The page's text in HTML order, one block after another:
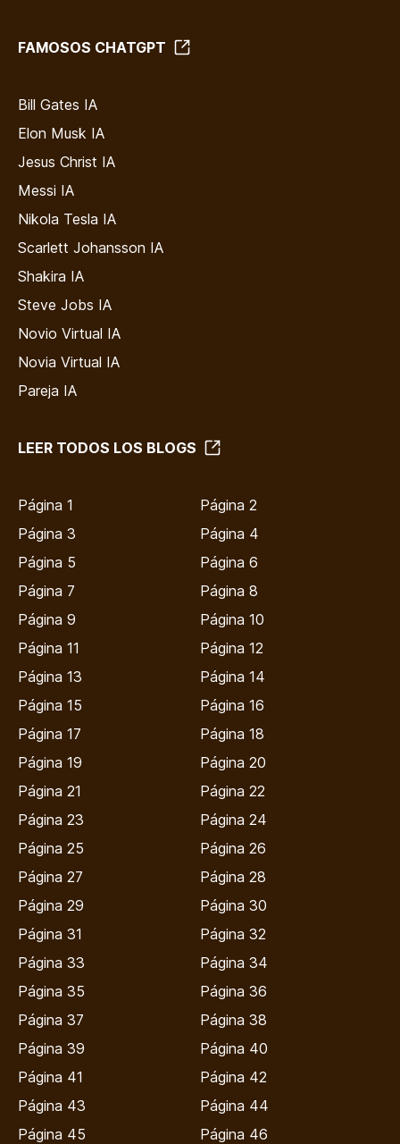
FAMOSOS CHATGPT
Bill Gates IA
Elon Musk IA
Jesus Christ IA
Messi IA
Nikola Tesla IA
Scarlett Johansson IA
Shakira IA
Steve Jobs IA
Novio Virtual IA
Novia Virtual IA
Pareja IA
LEER TODOS LOS BLOGS
Página 1
Página 2
Página 3
Página 4
Página 5
Página 6
Página 7
Página 8
Página 9
Página 10
Página 11
Página 12
Página 13
Página 14
Página 15
Página 16
Página 17
Página 18
Página 19
Página 20
Página 21
Página 22
Página 23
Página 24
Página 25
Página 26
Página 27
Página 28
Página 29
Página 30
Página 31
Página 32
Página 33
Página 34
Página 35
Página 36
Página 37
Página 38
Página 39
Página 40
Página 41
Página 42
Página 43
Página 44
Página 45
Página 46